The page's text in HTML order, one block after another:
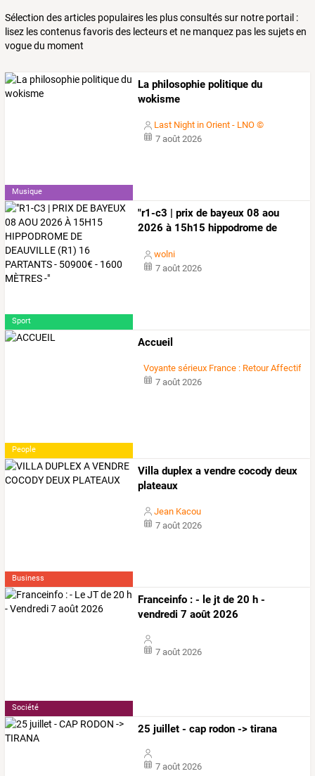
Sélection des articles populaires les plus consultés sur notre portail :
lisez les contenus favoris des lecteurs et ne manquez pas les sujets en
vogue du moment
Musique
La philosophie politique du
wokisme
Last Night in Orient - LNO ©
7 août 2026
Sport
"r1-c3 prix de bayeux 08 aou
2026 à 15h15 hippodrome de
wolni
7 août 2026
People
Accueil
Voyante sérieux France : Retour Affectif
7 août 2026
Business
Villa duplex a vendre cocody deux
plateaux
Jean Kacou
7 août 2026
Société
Franceinfo : - le jt de 20 h -
vendredi 7 août 2026
7 août 2026
25 juillet - cap rodon -> tirana
7 août 2026